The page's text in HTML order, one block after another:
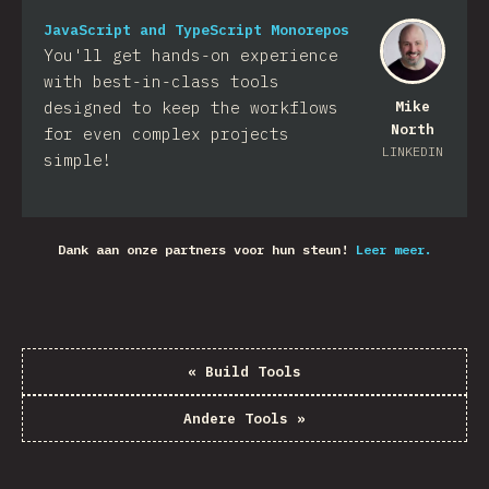
Mike
North
LINKEDIN
JavaScript and TypeScript Monorepos
You'll get hands-on experience
with best-in-class tools
designed to keep the workflows
for even complex projects
simple!
Dank aan onze partners voor hun steun! Leer meer.
« Build Tools
Andere Tools »